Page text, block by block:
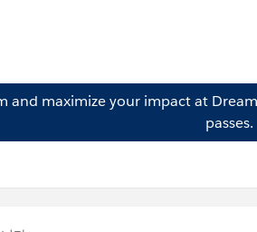
and maximize your impact at
passes.